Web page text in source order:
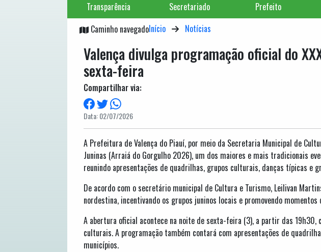
Transparência Secretariado Prefeito
Caminho navegadoInício Notícias
Valença divulga programação oficial do
sexta-feira
Compartilhar via:
Data: 02/07/2026
A Prefeitura de Valença do Piauí, por meio da Secretaria Municipal de
Juninas (Arraiá do Gorgulho 2026), um dos maiores e mais tradicionais
reunindo apresentações de quadrilhas, grupos culturais, danças típicas e
De acordo com o secretário municipal de Cultura e Turismo, Leilivan
nordestina, incentivando os grupos juninos locais e promovendo
A abertura oficial acontece na noite de sexta-feira (3), a partir das 19h30,
culturais. A programação também contará com apresentações de
municípios.